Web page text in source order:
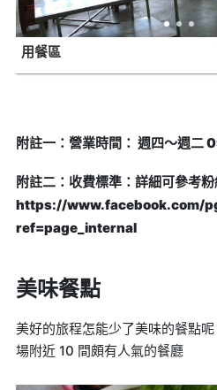
用餐區
附註一：營業時間： 週四～週
附註二：收費標準：詳細可參考粉
https://www.facebook.com/
ref=page_internal
美味餐點
美好的旅程怎能少了美味的餐點
場附近 10 間頗有人氣的餐廳